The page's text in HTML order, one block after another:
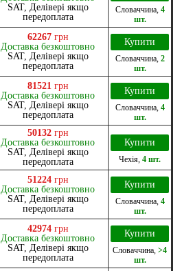
SAT, Делівері якщо
передоплата
Словаччина, 4
шт.
62267 грн
Доставка безкоштовно
SAT, Делівері якщо
передоплата
Купити
Словаччина, 2
шт.
81521 грн
Доставка безкоштовно
SAT, Делівері якщо
передоплата
Купити
Словаччина, 4
шт.
50132 грн
Доставка безкоштовно
SAT, Делівері якщо
передоплата
Купити
Чехія 4 шт.
51224 грн
Доставка безкоштовно
SAT, Делівері якщо
передоплата
Купити
Словаччина, 4
шт.
42974 грн
Доставка безкоштовно
SAT, Делівері якщо
передоплата
Купити
Словаччина >4
шт.